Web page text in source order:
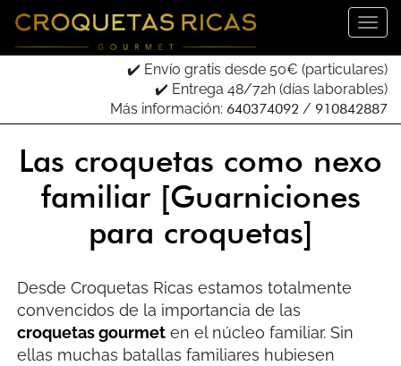
✔️ Envío gratis desde 50€ (particulares)
✔️ Entrega 48/72h (días laborables)
Más información: 640374092 / 910842887
Las croquetas como nexo
familiar [Guarniciones
para croquetas]
Desde Croquetas Ricas estamos totalmente
convencidos de la importancia de las
croquetas gourmet en el núcleo familiar. Sin
ellas muchas batallas familiares hubiesen